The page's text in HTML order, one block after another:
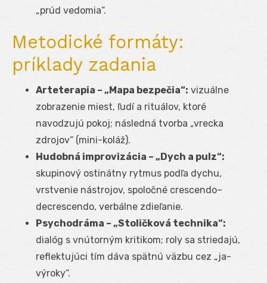
„prúd vedomia“.
Metodické formáty:
príklady zadania
Arteterapia – „Mapa bezpečia“: vizuálne
zobrazenie miest, ľudí a rituálov, ktoré
navodzujú pokoj; následná tvorba „vrecka
zdrojov“ (mini-koláž).
Hudobná improvizácia – „Dych a pulz“:
skupinový ostinátny rytmus podľa dychu,
vrstvenie nástrojov, spoločné crescendo–
decrescendo, verbálne zdieľanie.
Psychodráma – „Stoličková technika“:
dialóg s vnútorným kritikom; roly sa striedajú,
reflektujúci tím dáva spätnú väzbu cez „ja-
výroky“.